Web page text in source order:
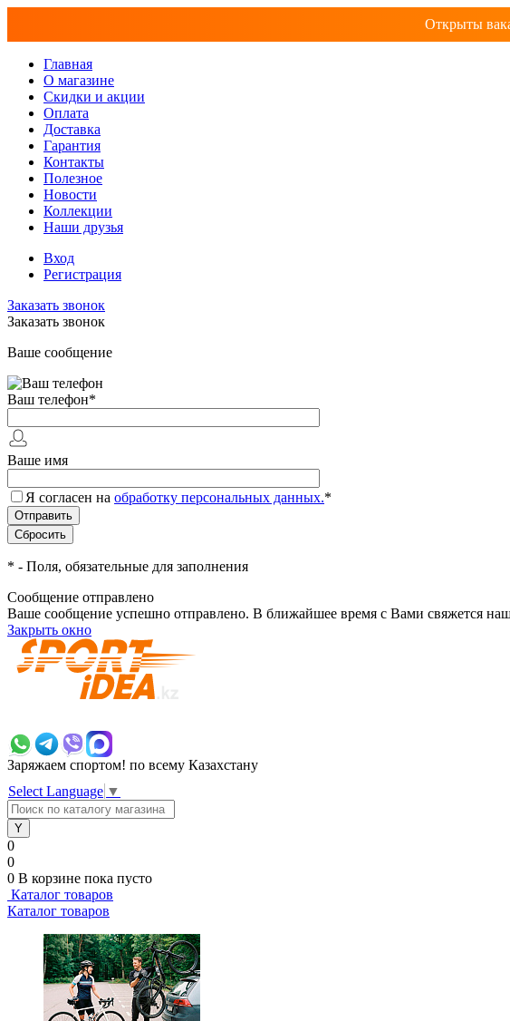
Открыты
Главная
О магазине
Скидки и акции
Оплата
Доставка
Гарантия
Контакты
Полезное
Новости
Коллекции
Наши друзья
Вход
Регистрация
Заказать звонок
Заказать звонок
Ваше сообщение
Ваш телефон*
Ваше имя
Я согласен на обработку персональных данных.*
* - Поля, обязательные для заполнения
Сообщение отправлено
Ваше сообщение успешно отправлено. В ближайшее время с Вами свяжется
Закрыть окно
Заряжаем спортом! по всему Казахстану
Select Language ▼
0
0
0 В корзине пока пусто
Каталог товаров
Каталог товаров